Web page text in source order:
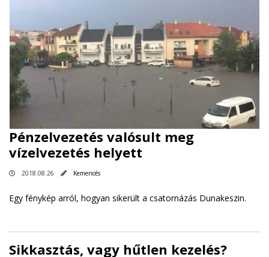
Pénzelvezetés valósult meg
vízelvezetés helyett
2018.08.26 Kemencés
Egy fénykép arról, hogyan sikerült a csatornázás Dunakeszin.
Sikkasztás, vagy hűtlen kezelés?